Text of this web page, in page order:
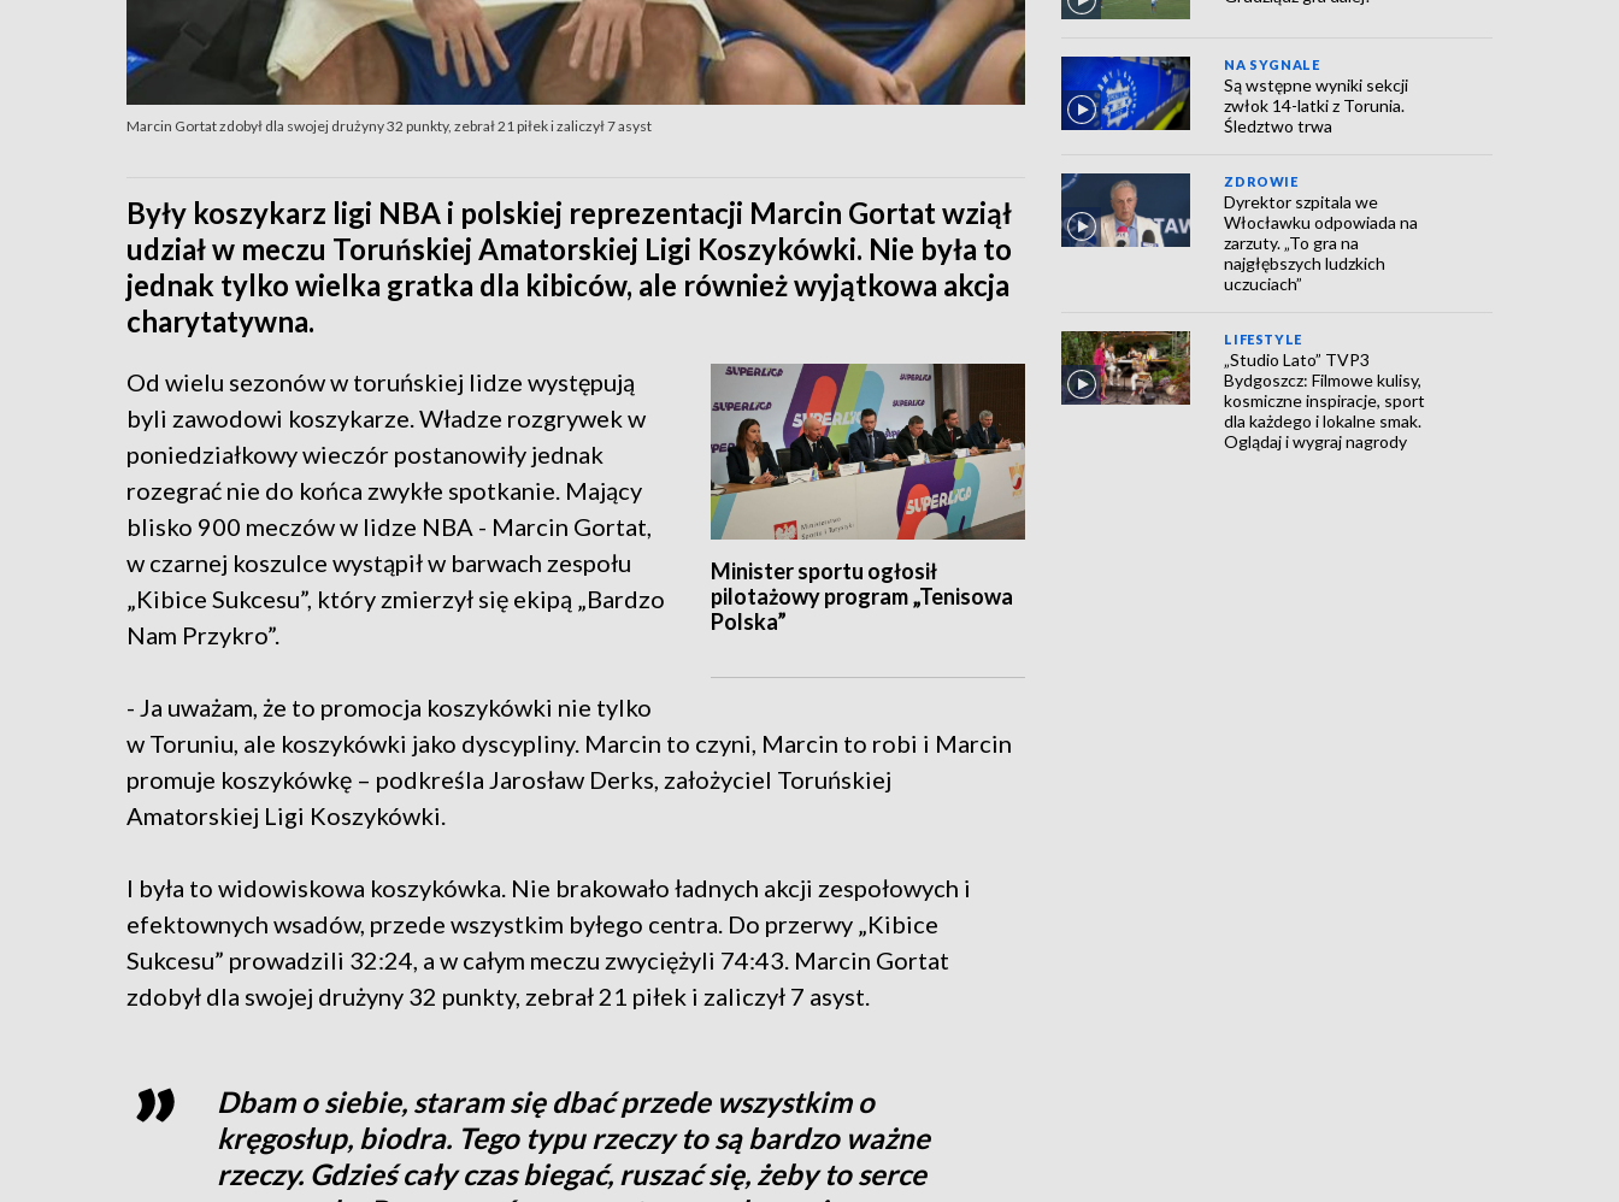
Marcin Gortat zdobył dla swojej drużyny 32 punkty, zebrał 21 piłek i zaliczył 7 asyst
Były koszykarz ligi NBA i polskiej reprezentacji Marcin Gortat wziął
udział w meczu Toruńskiej Amatorskiej Ligi Koszykówki. Nie była to
jednak tylko wielka gratka dla kibiców, ale również wyjątkowa akcja
charytatywna.
Minister sportu ogłosił
pilotażowy program „Tenisowa
Polska”
Od wielu sezonów w toruńskiej lidze występują
byli zawodowi koszykarze. Władze rozgrywek w
poniedziałkowy wieczór postanowiły jednak
rozegrać nie do końca zwykłe spotkanie. Mający
blisko 900 meczów w lidze NBA - Marcin Gortat,
w czarnej koszulce wystąpił w barwach zespołu
„Kibice Sukcesu”, który zmierzył się ekipą „Bardzo
Nam Przykro”.
- Ja uważam, że to promocja koszykówki nie tylko
w Toruniu, ale koszykówki jako dyscypliny. Marcin to czyni, Marcin to robi i Marcin
promuje koszykówkę – podkreśla Jarosław Derks, założyciel Toruńskiej
Amatorskiej Ligi Koszykówki.
I była to widowiskowa koszykówka. Nie brakowało ładnych akcji zespołowych i
efektownych wsadów, przede wszystkim byłego centra. Do przerwy „Kibice
Sukcesu” prowadzili 32:24, a w całym meczu zwyciężyli 74:43. Marcin Gortat
zdobył dla swojej drużyny 32 punkty, zebrał 21 piłek i zaliczył 7 asyst.
Dbam o siebie, staram się dbać przede wszystkim o
kręgosłup, biodra. Tego typu rzeczy to są bardzo ważne
rzeczy. Gdzieś cały czas biegać, ruszać się, żeby to serce
NA SYGNALE
Są wstępne wyniki sekcji
zwłok 14-latki z Torunia.
Śledztwo trwa
ZDROWIE
Dyrektor szpitala we
Włocławku odpowiada na
zarzuty. „To gra na
najgłębszych ludzkich
uczuciach”
LIFESTYLE
„Studio Lato” TVP3
Bydgoszcz: Filmowe kulisy,
kosmiczne inspiracje, sport
dla każdego i lokalne smak.
Oglądaj i wygraj nagrody